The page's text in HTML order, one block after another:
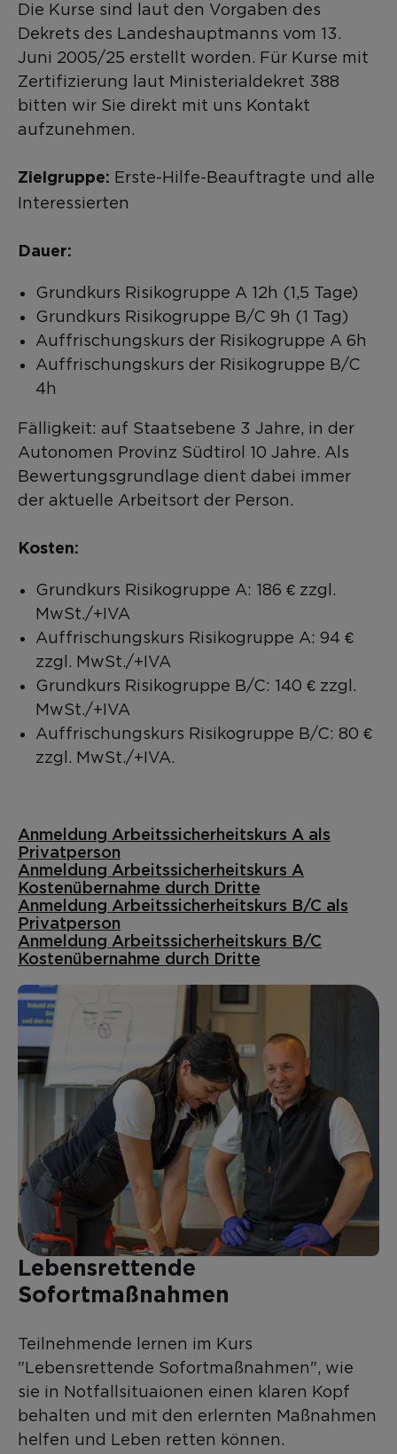
Die Kurse sind laut den Vorgaben des
Dekrets des Landeshauptmanns vom 13.
Juni 2005/25 erstellt worden. Für Kurse mit
Zertifizierung laut Ministerialdekret 388
bitten wir Sie direkt mit uns Kontakt
aufzunehmen.
Zielgruppe: Erste-Hilfe-Beauftragte und alle
Interessierten
Dauer:
Grundkurs Risikogruppe A 12h (1,5 Tage)
Grundkurs Risikogruppe B/C 9h (1 Tag)
Auffrischungskurs der Risikogruppe A 6h
Auffrischungskurs der Risikogruppe B/C
4h
Fälligkeit: auf Staatsebene 3 Jahre, in der
Autonomen Provinz Südtirol 10 Jahre. Als
Bewertungsgrundlage dient dabei immer
der aktuelle Arbeitsort der Person.
Kosten:
Grundkurs Risikogruppe A: 186 € zzgl.
MwSt./+IVA
Auffrischungskurs Risikogruppe A: 94 €
zzgl. MwSt./+IVA
Grundkurs Risikogruppe B/C: 140 € zzgl.
MwSt./+IVA
Auffrischungskurs Risikogruppe B/C: 80 €
zzgl. MwSt./+IVA.
Anmeldung Arbeitssicherheitskurs A als
Privatperson
Anmeldung Arbeitssicherheitskurs A
Kostenübernahme durch Dritte
Anmeldung Arbeitssicherheitskurs B/C als
Privatperson
Anmeldung Arbeitssicherheitskurs B/C
Kostenübernahme durch Dritte
Lebensrettende
Sofortmaßnahmen
Teilnehmende lernen im Kurs
"Lebensrettende Sofortmaßnahmen", wie
sie in Notfallsituaionen einen klaren Kopf
behalten und mit den erlernten Maßnahmen
helfen und Leben retten können.